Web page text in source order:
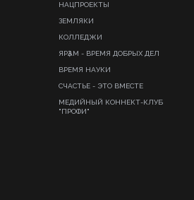
НАЦПРОЕКТЫ
ЗЕМЛЯКИ
КОЛЛЕДЖИ
ЯРҘАМ - ВРЕМЯ ДОБРЫХ ДЕЛ
ВРЕМЯ НАУКИ
СЧАСТЬЕ - ЭТО ВМЕСТЕ
МЕДИЙНЫЙ КОННЕКТ-КЛУБ
"ПРОФИ"